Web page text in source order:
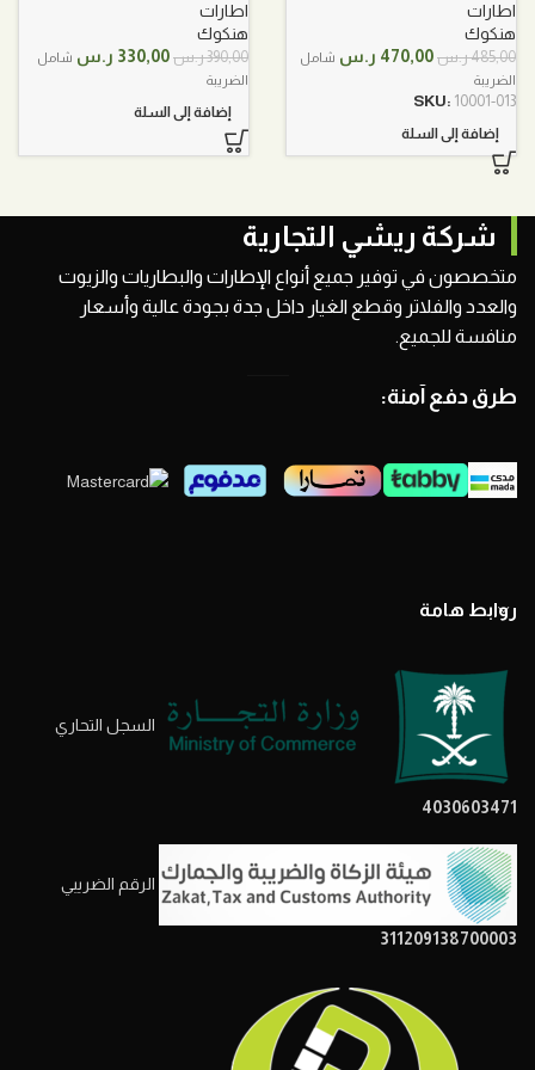
اطارات
هنكوك
485,00ر.س السعر
هو:
470,00 ر.س السعر
شامل
الضريبة
SKU: 10001-013
إضافة إلى السلة
اطارات
هنكوك
390,00ر.س السعر
390,00 ر.س.
330,00 ر.س السعر
شامل
الضريبة
إضافة إلى السلة
شركة ريشي التجارية
متخصصون في توفير جميع أنواع الإطارات والبطاريات والزيوت
والعدد والفلاتر وقطع الغيار داخل جدة بجودة عالية وأسعار
منافسة للجميع.
طرق دفع آمنة:
روابط هامة
السجل التحاري
4030603471
الرقم الضريبي
311209138700003